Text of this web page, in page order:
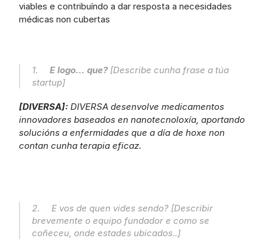
viables e contribuíndo a dar resposta a necesidades
médicas non cubertas
1. E logo... que? [Describe cunha frase a túa
startup]
[DIVERSA]: DIVERSA desenvolve medicamentos
innovadores baseados en nanotecnoloxía, aportando
solucións a enfermidades que a día de hoxe non
contan cunha terapia eficaz.
2.     E vos de quen vides sendo? [Describir
brevemente o equipo fundador e como se
coñeceu, onde estades ubicados..]